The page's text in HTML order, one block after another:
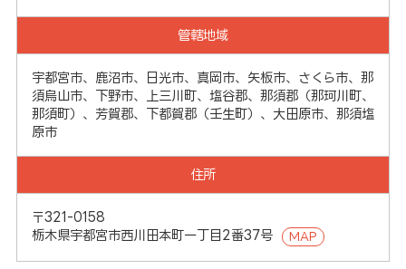
管轄地域
宇都宮市、鹿沼市、日光市、真岡市、矢板市、さくら市、那
須烏山市、下野市、上三川町、塩谷郡、那須郡（那珂川町、
那須町）、芳賀郡、下都賀郡（壬生町）、大田原市、那須塩
原市
住所
〒321-0158
栃木県宇都宮市西川田本町一丁目2番37号
MAP